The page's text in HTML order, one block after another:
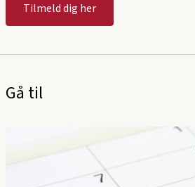
Tilmeld dig her
Gå til